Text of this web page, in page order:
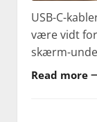
USB-C-
være vidt
skærm-
Read more